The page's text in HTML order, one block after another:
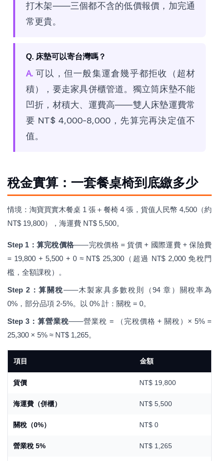
打木架——三個都不含的低價報價，加完通
常更貴。
Q. 床墊可以寄台灣嗎？
A. 可以，但一般集運倉幾乎都拒收（超材
積），要走家具併櫃管道。獨立筒床墊不能
凹折，材積大、運費高——雙人床墊運費常
要 NT$ 4,000-8,000，先算完再決定值不
值。
稅金實算：一套餐桌椅到底繳多少
情境：淘寶買實木餐桌 1 張＋餐椅 4 張，貨值人民幣 4,500（約
NT$ 19,800），海運費 NT$ 5,500。
Step 1：算完稅價格——完稅價格 = 貨價 + 國際運費 + 保險費
= 19,800 + 5,500 + 0 ≈ NT$ 25,300（超過 NT$ 2,000 免稅門
檻，全額課稅）。
Step 2：算關稅——木製家具多數稅則（94 章）關稅率為
0%，部分品項 2-5%。以 0% 計：關稅 = 0。
Step 3：算營業稅——營業稅 = （完稅價格 + 關稅）× 5% =
25,300 × 5% ≈ NT$ 1,265。
項目 金額
貨價 NT$ 19,800
海運費（併櫃） NT$ 5,500
關稅（0%） NT$ 0
營業稅 5% NT$ 1,265